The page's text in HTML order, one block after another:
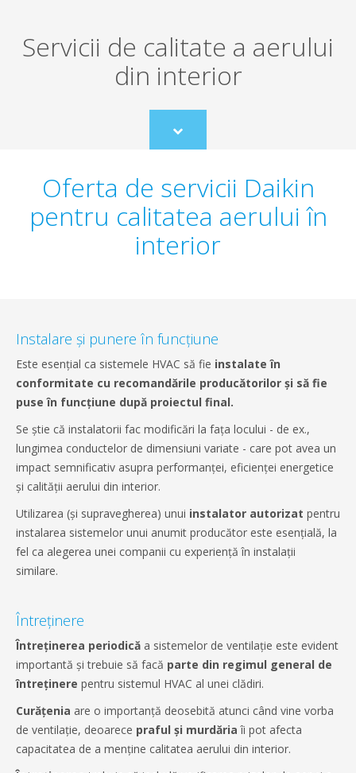
Servicii de calitate a aerului
din interior
Scroll
to
Oferta de servicii Daikin
pentru calitatea aerului în
interior
Instalare și punere în funcțiune
Este esențial ca sistemele HVAC să fie instalate în
conformitate cu recomandările producătorilor și să fie
puse în funcțiune după proiectul final.
Se știe că instalatorii fac modificări la fața locului - de ex.,
lungimea conductelor de dimensiuni variate - care pot avea un
impact semnificativ asupra performanței, eficienței energetice
și calității aerului din interior.
Utilizarea (și supravegherea) unui instalator autorizat pentru
instalarea sistemelor unui anumit producător este esențială, la
fel ca alegerea unei companii cu experiență în instalații
similare.
Întreținere
Întreținerea periodică a sistemelor de ventilație este evident
importantă și trebuie să facă parte din regimul general de
întreținere pentru sistemul HVAC al unei clădiri.
Curățenia are o importanță deosebită atunci când vine vorba
de ventilație, deoarece praful și murdăriaîi pot afecta
capacitatea de a menține calitatea aerului din interior.